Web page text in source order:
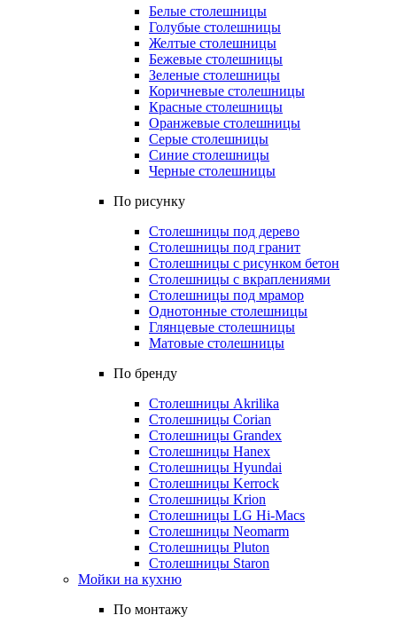
Белые столешницы
Голубые столешницы
Желтые столешницы
Бежевые столешницы
Зеленые столешницы
Коричневые столешницы
Красные столешницы
Оранжевые столешницы
Серые столешницы
Синие столешницы
Черные столешницы
По рисунку
Столешницы под дерево
Столешницы под гранит
Столешницы с рисунком бетон
Столешницы с вкраплениями
Столешницы под мрамор
Однотонные столешницы
Глянцевые столешницы
Матовые столешницы
По бренду
Столешницы Akrilika
Столешницы Corian
Столешницы Grandex
Столешницы Hanex
Столешницы Hyundai
Столешницы Kerrock
Столешницы Krion
Столешницы LG Hi-Macs
Столешницы Neomarm
Столешницы Pluton
Столешницы Staron
Мойки на кухню
По монтажу